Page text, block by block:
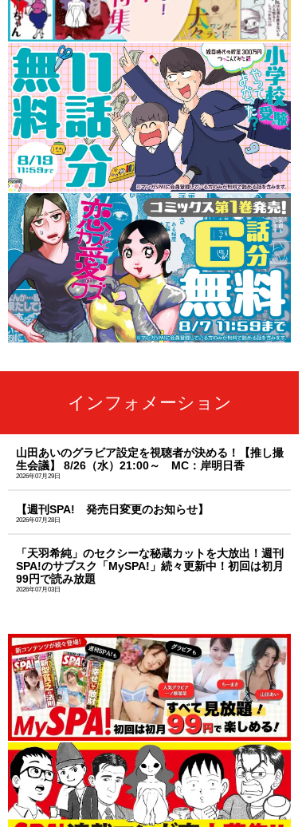
インフォメーション
山田あいのグラビア設定を視聴者が決める！【推し撮
生会議】 8/26（水）21:00～ MC：岸明日香
2026年07月29日
【週刊SPA! 発売日変更のお知らせ】
2026年07月28日
「天羽希純」のセクシーな秘蔵カットを大放出！週刊
SPA!のサブスク「MySPA!」続々更新中！初回は初月
99円で読み放題
2026年07月03日